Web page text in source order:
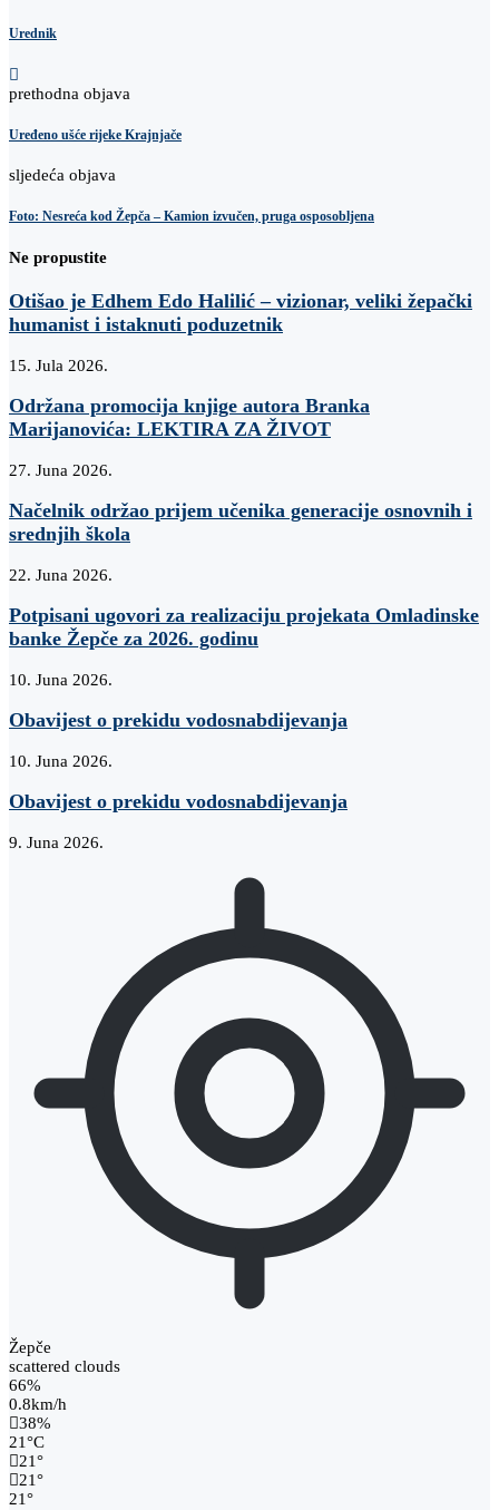
Urednik
prethodna objava
Uređeno ušće rijeke Krajnjače
sljedeća objava
Foto: Nesreća kod Žepča – Kamion izvučen, pruga osposobljena
Ne propustite
Otišao je Edhem Edo Halilić – vizionar, veliki žepački
humanist i istaknuti poduzetnik
15. Jula 2026.
Održana promocija knjige autora Branka
Marijanovića: LEKTIRA ZA ŽIVOT
27. Juna 2026.
Načelnik održao prijem učenika generacije osnovnih i
srednjih škola
22. Juna 2026.
Potpisani ugovori za realizaciju projekata Omladinske
banke Žepče za 2026. godinu
10. Juna 2026.
Obavijest o prekidu vodosnabdijevanja
10. Juna 2026.
Obavijest o prekidu vodosnabdijevanja
9. Juna 2026.
Žepče
scattered clouds
66%
0.8km/h
38%
21°C
21°
21°
21°